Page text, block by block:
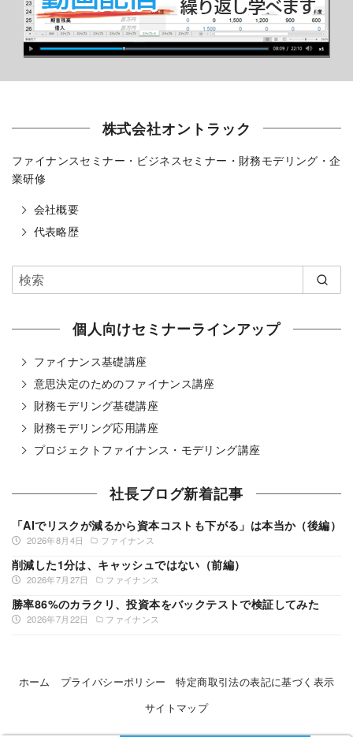
株式会社オントラック
ファイナンスセミナー・ビジネスセミナー・財務モデリング・企
業研修
会社概要
代表略歴
個人向けセミナーラインアップ
ファイナンス基礎講座
意思決定のためのファイナンス講座
財務モデリング基礎講座
財務モデリング応用講座
プロジェクトファイナンス・モデリング講座
社長ブログ新着記事
2026年8月4日 ファイナンス
「AIでリスクが減るから資本コストも下がる」は本当か（後編）
2026年7月27日 ファイナンス
削減した1分は、キャッシュではない（前編）
2026年7月22日 ファイナンス
勝率86%のカラクリ、投資本をバックテストで検証してみた
ホーム プライバシーポリシー
特定商取引法の表記に基づく表示
サイトマップ